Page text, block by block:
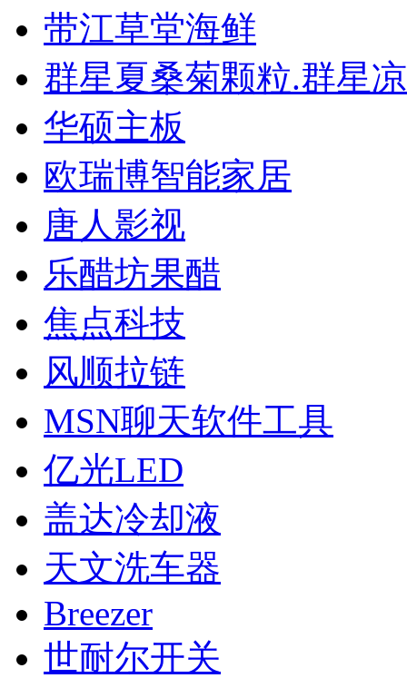
带江草堂海鲜
群星夏桑菊颗粒.群星
华硕主板
欧瑞博智能家居
唐人影视
乐醋坊果醋
焦点科技
风顺拉链
MSN聊天软件工具
亿光LED
盖达冷却液
天文洗车器
Breezer
世耐尔开关